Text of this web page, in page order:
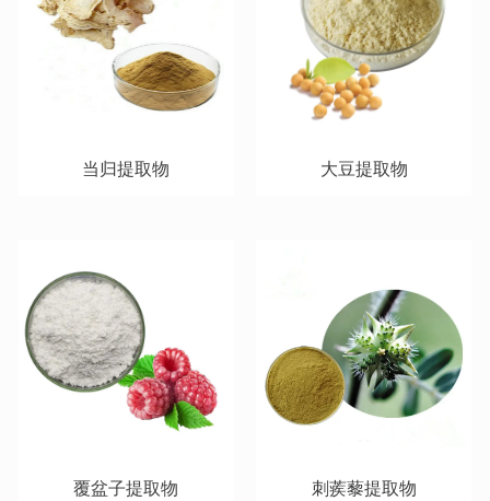
当归提取物 大豆提取物
覆盆⼦提取物 刺蒺藜提取物